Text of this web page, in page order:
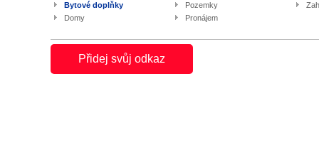
Bytové doplňky
Domy
Pozemky
Pronájem
Přidej svůj odkaz